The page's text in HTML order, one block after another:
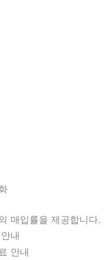
매입률을 제공합니다.